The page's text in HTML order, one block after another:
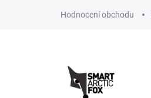
Hodnocení obchodu